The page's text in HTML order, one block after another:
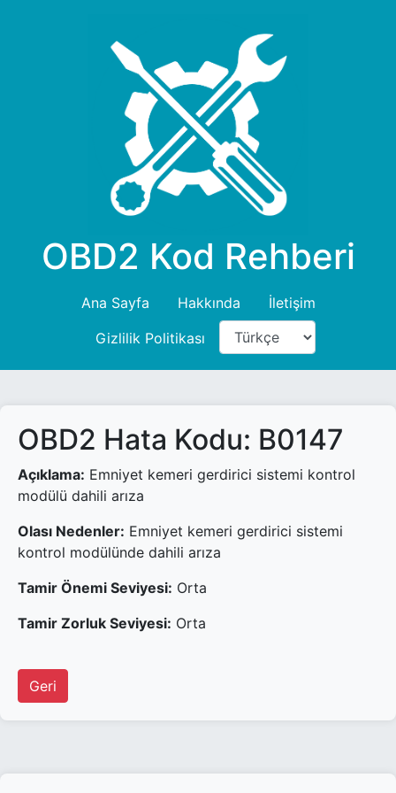
OBD2 Kod Rehberi
Ana Sayfa Hakkında
İletişim
Gizlilik Politikası
OBD2 Hata Kodu: B0147
Açıklama: Emniyet kemeri gerdirici sistemi kontrol
modülü dahili arıza
Olası Nedenler: Emniyet kemeri gerdirici sistemi
kontrol modülünde dahili arıza
Tamir Önemi Seviyesi: Orta
Tamir Zorluk Seviyesi: Orta
Geri